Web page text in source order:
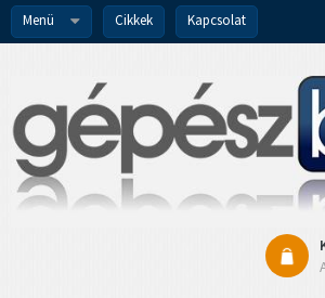
Menü Cikkek Kapcsolat